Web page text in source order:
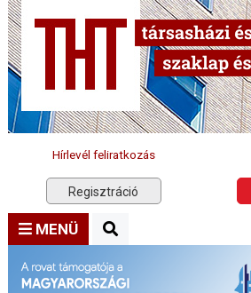
Hírlevél feliratkozás
Regisztráció
MENÜ